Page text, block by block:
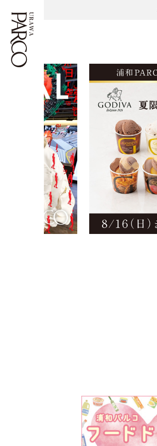
フロアガイド
施設案内・アクセス
イベント・ポップアップ
ニュース
レストラン・カフェ
TAX FREE
PARCOメンバーズ
ENGLISH
繁体字
簡体字
한국어
ภาษาไทย
日本語